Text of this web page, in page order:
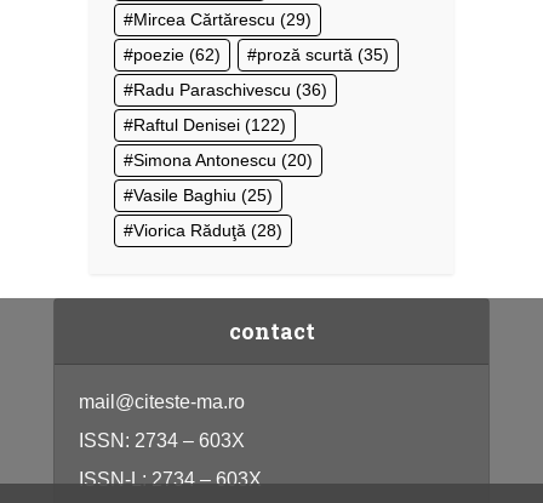
Mircea Cărtărescu (29)
poezie (62) proză scurtă (35)
Radu Paraschivescu (36)
Raftul Denisei (122)
Simona Antonescu (20)
Vasile Baghiu (25)
Viorica Răduţă (28)
contact
mail@citeste-ma.ro
ISSN: 2734 – 603X
ISSN-L: 2734 – 603X